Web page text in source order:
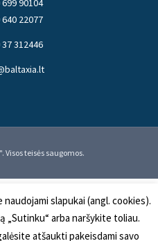
22077
312446
teisės saugomos.
slapukai (angl. cookies).
„Sutinku“ arba naršykite toliau.
atšaukti pakeisdami savo